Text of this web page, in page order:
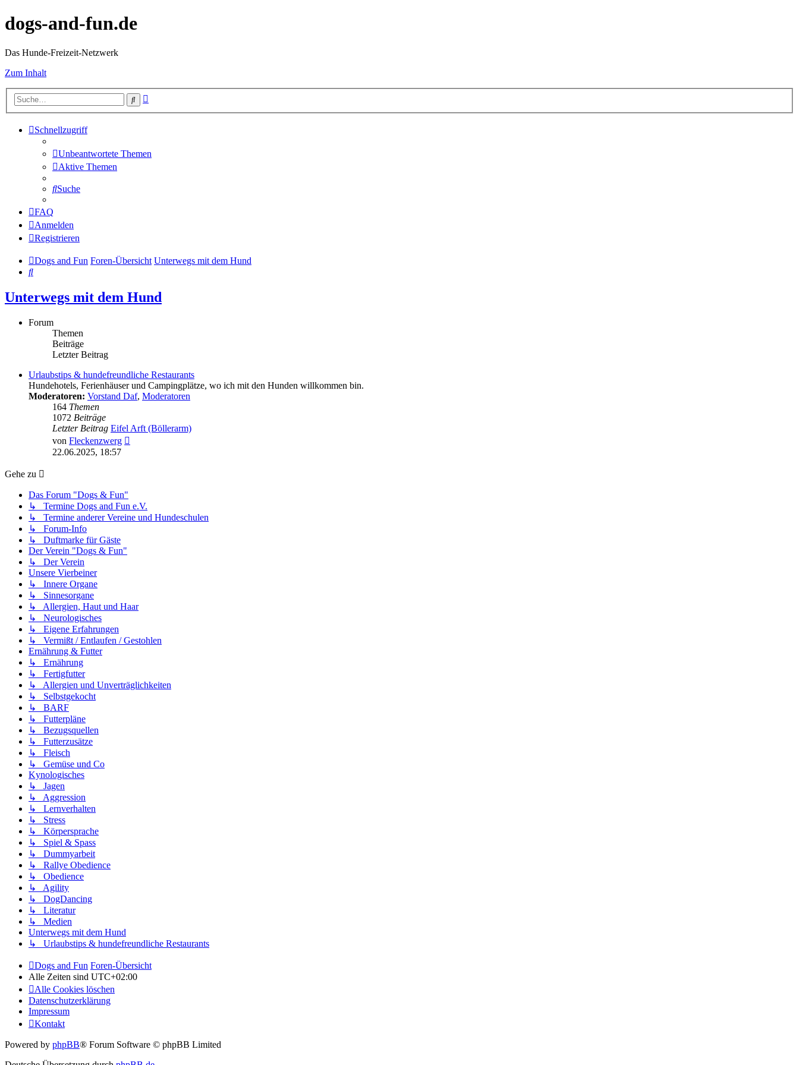
dogs-and-fun.de
Das Hunde-Freizeit-Netzwerk
Zum Inhalt
Suche
Schnellzugriff
Unbeantwortete Themen
Aktive Themen
Suche
FAQ
Anmelden
Registrieren
Dogs and Fun Foren-Übersicht Unterwegs mit dem Hund
Suche
Unterwegs mit dem Hund
Forum
Themen
Beiträge
Letzter Beitrag
Urlaubstips & hundefreundliche Restaurants
Hundehotels, Ferienhäuser und Campingplätze, wo ich mit den Hunden willkommen bin.
Moderatoren: Vorstand Daf, Moderatoren
164 Themen
1072 Beiträge
Letzter Beitrag Eifel Arft (Böllerarm)
von Fleckenzwerg
22.06.2025, 18:57
Gehe zu
Das Forum "Dogs & Fun"
↳ Termine Dogs and Fun e.V.
↳ Termine anderer Vereine und Hundeschulen
↳ Forum-Info
↳ Duftmarke für Gäste
Der Verein "Dogs & Fun"
↳ Der Verein
Unsere Vierbeiner
↳ Innere Organe
↳ Sinnesorgane
↳ Allergien, Haut und Haar
↳ Neurologisches
↳ Eigene Erfahrungen
↳ Vermißt / Entlaufen / Gestohlen
Ernährung & Futter
↳ Ernährung
↳ Fertigfutter
↳ Allergien und Unverträglichkeiten
↳ Selbstgekocht
↳ BARF
↳ Futterpläne
↳ Bezugsquellen
↳ Futterzusätze
↳ Fleisch
↳ Gemüse und Co
Kynologisches
↳ Jagen
↳ Aggression
↳ Lernverhalten
↳ Stress
↳ Körpersprache
↳ Spiel & Spass
↳ Dummyarbeit
↳ Rallye Obedience
↳ Obedience
↳ Agility
↳ DogDancing
↳ Literatur
↳ Medien
Unterwegs mit dem Hund
↳ Urlaubstips & hundefreundliche Restaurants
Dogs and Fun Foren-Übersicht
Alle Zeiten sind UTC+02:00
Alle Cookies löschen
Datenschutzerklärung
Impressum
Kontakt
Powered by phpBB® Forum Software © phpBB Limited